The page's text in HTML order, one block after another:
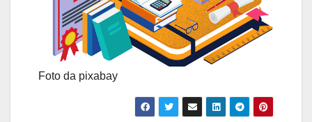
Foto da pixabay